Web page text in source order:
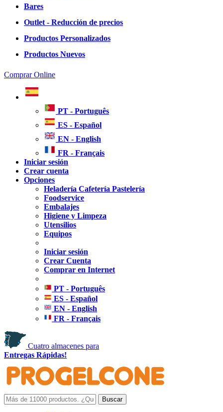
Bares
Outlet - Reducción de precios
Productos Personalizados
Productos Nuevos
Comprar Online
PT - Português
ES - Español
EN - English
FR - Français
Iniciar sesión
Crear cuenta
Opciones
Heladería Cafetería Pastelería
Foodservice
Embalajes
Higiene y Limpeza
Utensilios
Equipos
Iniciar sesión
Crear Cuenta
Comprar en Internet
PT - Português
ES - Español
EN - English
FR - Français
Cuatro almacenes para
Entregas Rápidas!